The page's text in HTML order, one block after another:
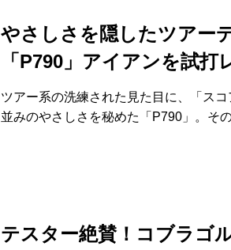
やさしさを隠したツアー
「P790」アイアンを試打
ツアー系の洗練された見た目に、「ス
並みのやさしさを秘めた「P790」。そ
テスター絶賛！コブラゴ